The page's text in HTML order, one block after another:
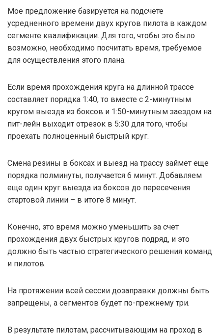
Мое предложение базируется на подсчете
усредненного времени двух кругов пилота в каждом
сегменте квалификации. Для того, чтобы это было
возможно, необходимо посчитать время, требуемое
для осуществления этого плана.
Если время прохождения круга на длинной трассе
составляет порядка 1:40, то вместе с 2-минутным
кругом выезда из боксов и 1:50-минутным заездом на
пит-лейн выходит отрезок в 5:30 для того, чтобы
проехать полноценный быстрый круг.
Смена резины в боксах и выезд на трассу займет еще
порядка полминуты, получается 6 минут. Добавляем
еще один круг выезда из боксов до пересечения
стартовой линии – в итоге 8 минут.
Конечно, это время можно уменьшить за счет
прохождения двух быстрых кругов подряд, и это
должно быть частью стратегического решения команд
и пилотов.
На протяжении всей сессии дозаправки должны быть
запрещены, а сегментов будет по-прежнему три.
В результате пилотам, рассчитывающим на проход в